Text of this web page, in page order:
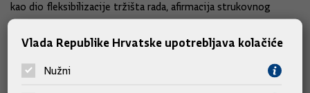
kao dio fleksibilizacije tržišta rada, afirmacija strukovnog
obrazovanja, prekvalifikacija i sl.
se založio za istinsko socijalno partnerstvo.
Vlada Republike Hrvatske upotrebljava kolačiće
Nužni